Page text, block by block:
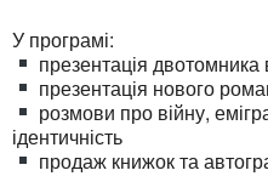
У програмі:
презентація двотомника
презентація нового
розмови про війну,
ідентичність
продаж книжок та